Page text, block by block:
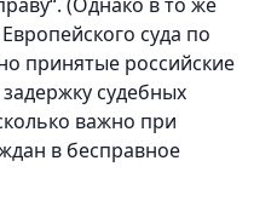
суда по
принятые российские
судебных
важно при
в бесправное